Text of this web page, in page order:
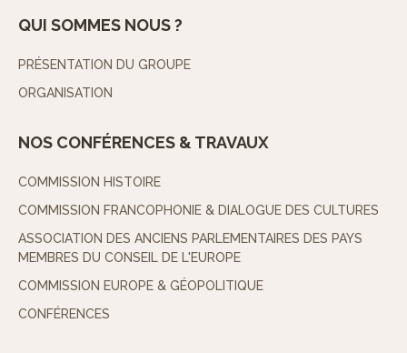
QUI SOMMES NOUS ?
PRÉSENTATION DU GROUPE
ORGANISATION
NOS CONFÉRENCES & TRAVAUX
COMMISSION HISTOIRE
COMMISSION FRANCOPHONIE & DIALOGUE DES CULTURES
ASSOCIATION DES ANCIENS PARLEMENTAIRES DES PAYS
MEMBRES DU CONSEIL DE L'EUROPE
COMMISSION EUROPE & GÉOPOLITIQUE
CONFÉRENCES